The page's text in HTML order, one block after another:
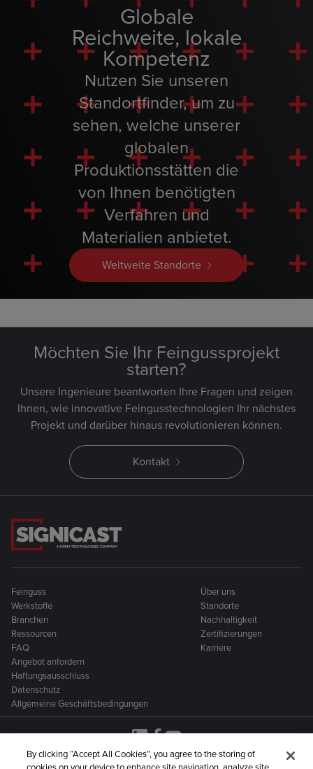
Globale
Reichweite, lokale
Kompetenz
Nutzen Sie unseren
Standortfinder, um zu
sehen, welche unserer
globalen
Produktionsstätten die
von Ihnen benötigten
Verfahren und
Materialien anbietet.
Weltweite Standorte
Möchten Sie Ihr Feingussprojekt
starten?
Unsere Ingenieure beantworten Ihre Fragen und zeigen
Ihnen, wie innovative Feingusstechnologien Ihr nächstes
Projekt und darüber hinaus revolutionieren können.
Kontakt
Feinguss
Werkstoffe
Branchen
Ressourcen
FAQ
Über uns
Standorte
Nachhaltigkeit
Zertifizierungen
Karriere
Angebot anfordern
Haftungsausschluss
Datenschutz
Allgemeine Geschäftsbedingungen
By clicking “Accept All Cookies”, you agree to the storing of